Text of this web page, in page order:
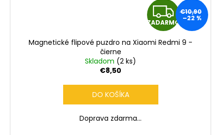
Z
A
ZADARMO
€10,90
–22 %
Magnetické flipové puzdro na Xiaomi Redmi 9 -
čierne
Skladom (2 ks)
€8,50
DO KOŠÍKA
Doprava zdarma...